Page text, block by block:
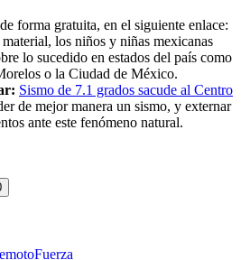
forma gratuita, en el siguiente enlace:
material, los niños y niñas mexicanas
lo sucedido en estados del país como
o la Ciudad de México.
Sismo de 7.1 grados sacude al Centro
de mejor manera un sismo, y externar
ante este fenómeno natural.
Fuerza